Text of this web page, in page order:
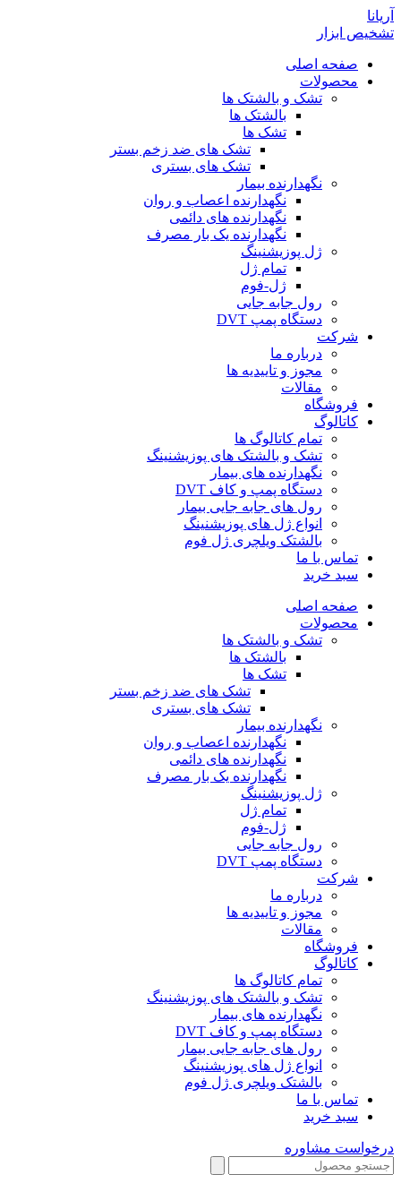
آریانا
تشخیص ابزار
صفحه اصلی
محصولات
تشک و بالشتک ها
بالشتک ها
تشک ها
تشک های ضد زخم بستر
تشک های بستری
نگهدارنده بیمار
نگهدارنده اعصاب و روان
نگهدارنده های دائمی
نگهدارنده یک بار مصرف
ژل پوزیشنینگ
تمام ژل
ژل-فوم
رول جابه جایی
دستگاه پمپ DVT
شرکت
درباره ما
مجوز و تاییدیه ها
مقالات
فروشگاه
کاتالوگ
تمام کاتالوگ ها
تشک و بالشتک های پوزیشنینگ
نگهدارنده های بیمار
دستگاه پمپ و کاف DVT
رول های جابه جایی بیمار
انواع ژل های پوزیشنینگ
بالشتک ویلچری ژل فوم
تماس با ما
سبد خرید
صفحه اصلی
محصولات
تشک و بالشتک ها
بالشتک ها
تشک ها
تشک های ضد زخم بستر
تشک های بستری
نگهدارنده بیمار
نگهدارنده اعصاب و روان
نگهدارنده های دائمی
نگهدارنده یک بار مصرف
ژل پوزیشنینگ
تمام ژل
ژل-فوم
رول جابه جایی
دستگاه پمپ DVT
شرکت
درباره ما
مجوز و تاییدیه ها
مقالات
فروشگاه
کاتالوگ
تمام کاتالوگ ها
تشک و بالشتک های پوزیشنینگ
نگهدارنده های بیمار
دستگاه پمپ و کاف DVT
رول های جابه جایی بیمار
انواع ژل های پوزیشنینگ
بالشتک ویلچری ژل فوم
تماس با ما
سبد خرید
درخواست مشاوره